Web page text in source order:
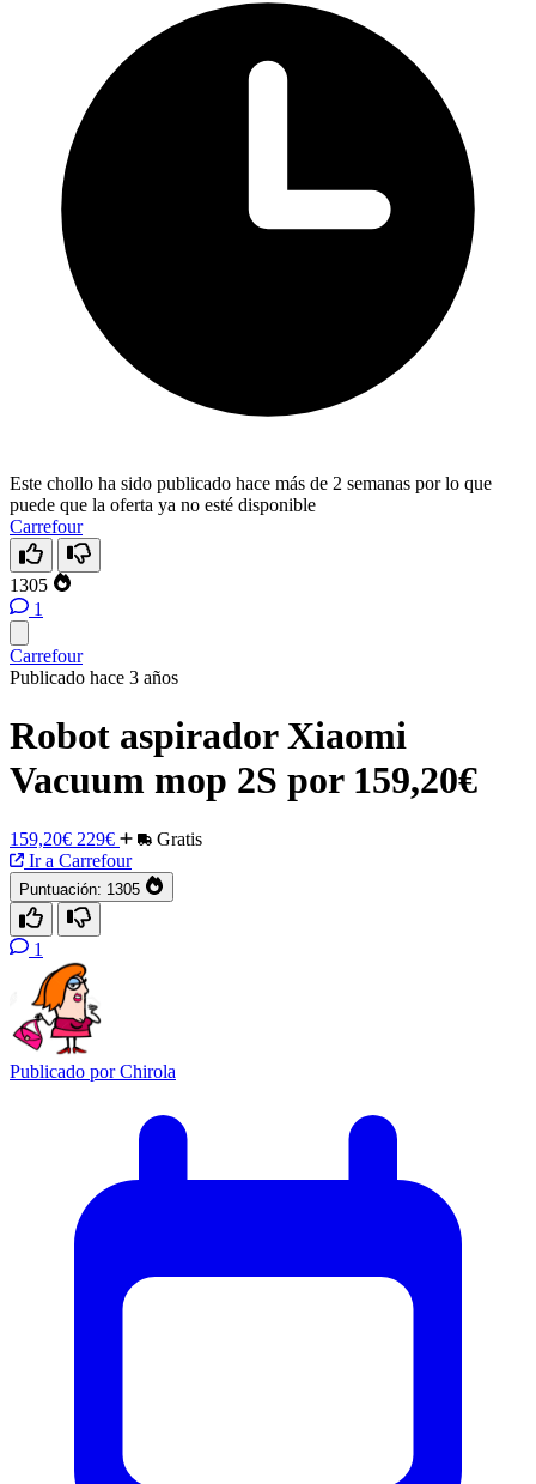
Este chollo ha sido publicado hace más de 2 semanas por lo que
puede que la oferta ya no esté disponible
Carrefour
1305
1
Carrefour
Publicado hace 3 años
Robot aspirador Xiaomi
Vacuum mop 2S por 159,20€
159,20€ 229€
Gratis
Ir a Carrefour
Puntuación: 1305
1
Publicado porChirola